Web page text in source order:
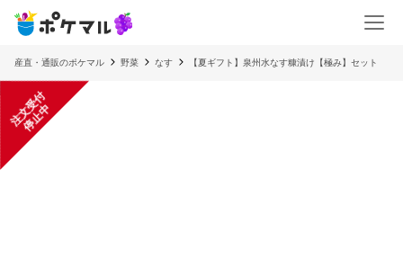
産直・通販のポケマル 野菜 なす 【夏ギフト】泉州水なす糠漬け【極み】セット
注
文
受
付
停
止
中